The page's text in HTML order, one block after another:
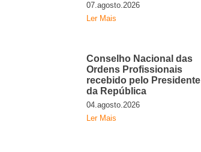
07.agosto.2026
Ler Mais
Conselho Nacional das
Ordens Profissionais
recebido pelo Presidente
da República
04.agosto.2026
Ler Mais